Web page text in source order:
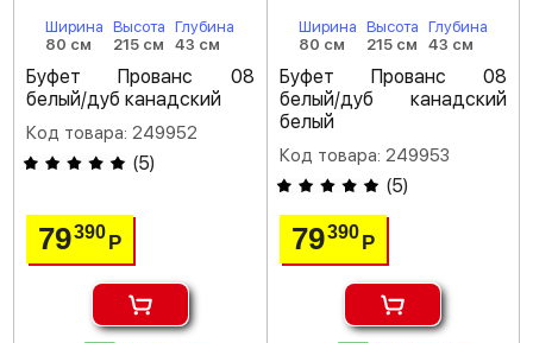
Ширина
80 см
Высота
215 см
Глубина
43 см
Буфет Прованс 08
белый/дуб канадский
Код товара: 249952
(5)
79390 Р
Ширина
80 см
Высота
215 см
Глубина
43 см
Буфет Прованс 08
белый/дуб канадский
белый
Код товара: 249953
(5)
79390 Р